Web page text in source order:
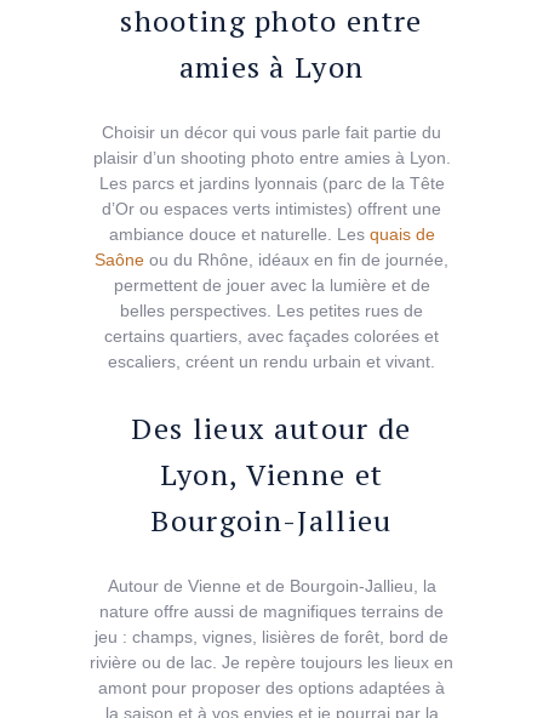
shooting photo entre
amies à Lyon
Choisir un décor qui vous parle fait partie du
plaisir d’un shooting photo entre amies à Lyon.
Les parcs et jardins lyonnais (parc de la Tête
d’Or ou espaces verts intimistes) offrent une
ambiance douce et naturelle. Les quais de
Saône ou du Rhône, idéaux en fin de journée,
permettent de jouer avec la lumière et de
belles perspectives. Les petites rues de
certains quartiers, avec façades colorées et
escaliers, créent un rendu urbain et vivant.
Des lieux autour de
Lyon, Vienne et
Bourgoin-Jallieu
Autour de Vienne et de Bourgoin-Jallieu, la
nature offre aussi de magnifiques terrains de
jeu : champs, vignes, lisières de forêt, bord de
rivière ou de lac. Je repère toujours les lieux en
amont pour proposer des options adaptées à
la saison et à vos envies et je pourrai par la